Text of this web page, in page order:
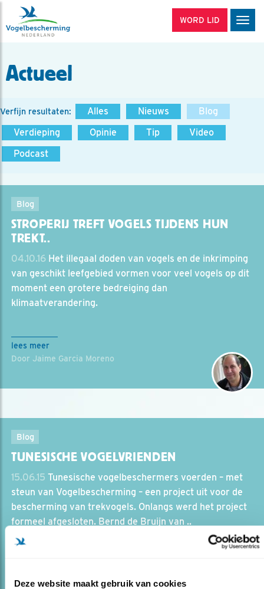
Deze website maakt gebruik van cookies
WORD LID
Actueel
Verfijn resultaten: Alles Nieuws
Blog
Verdieping
Opinie Tip
Video
Podcast
Blog
STROPERIJ TREFT VOGELS TIJDENS HUN
TREKT..
04.10.16 Het illegaal doden van vogels en de inkrimping
van geschikt leefgebied vormen voor veel vogels op dit
moment een grotere bedreiging dan
klimaatverandering.
lees meer
Door Jaime Garcia Moreno
Blog
TUNESISCHE VOGELVRIENDEN
15.06.15 Tunesische vogelbeschermers voerden – met
steun van Vogelbescherming – een project uit voor de
bescherming van trekvogels. Onlangs werd het project
formeel afgesloten. Bernd de Bruijn van ..